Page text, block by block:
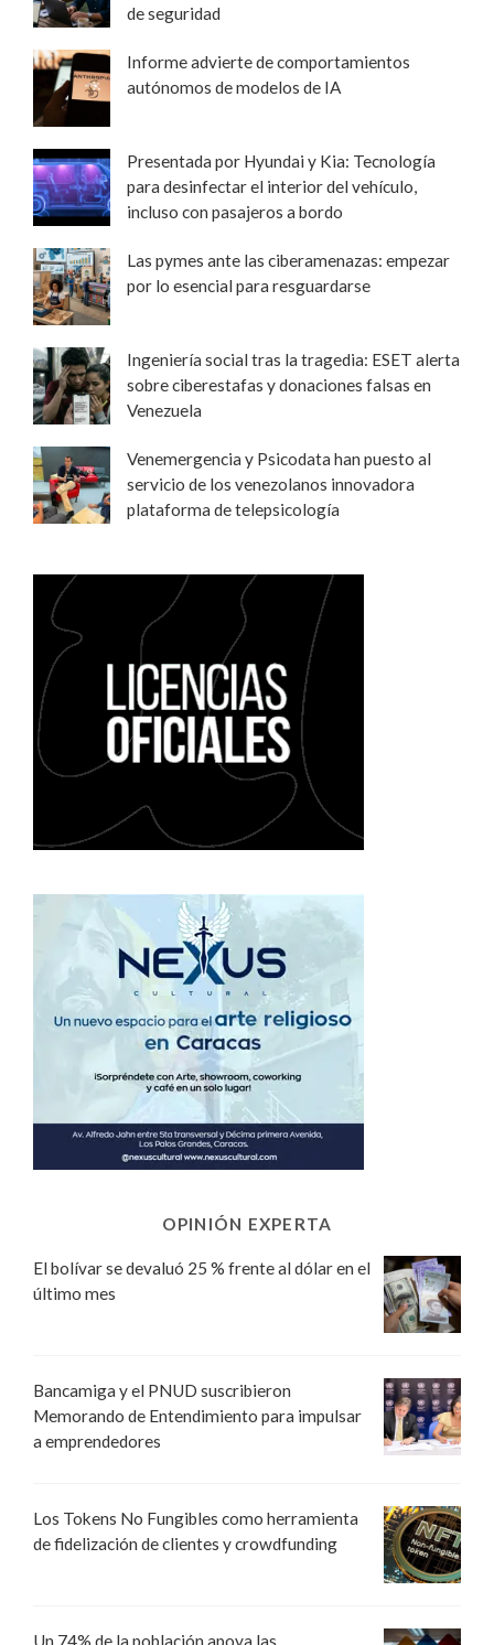
de seguridad
Informe advierte de comportamientos
autónomos de modelos de IA
Presentada por Hyundai y Kia: Tecnología
para desinfectar el interior del vehículo,
incluso con pasajeros a bordo
Las pymes ante las ciberamenazas: empezar
por lo esencial para resguardarse
Ingeniería social tras la tragedia: ESET alerta
sobre ciberestafas y donaciones falsas en
Venezuela
Venemergencia y Psicodata han puesto al
servicio de los venezolanos innovadora
plataforma de telepsicología
OPINIÓN EXPERTA
El bolívar se devaluó 25 % frente al dólar en el
último mes
Bancamiga y el PNUD suscribieron
Memorando de Entendimiento para impulsar
a emprendedores
Los Tokens No Fungibles como herramienta
de fidelización de clientes y crowdfunding
Un 74% de la población apoya las